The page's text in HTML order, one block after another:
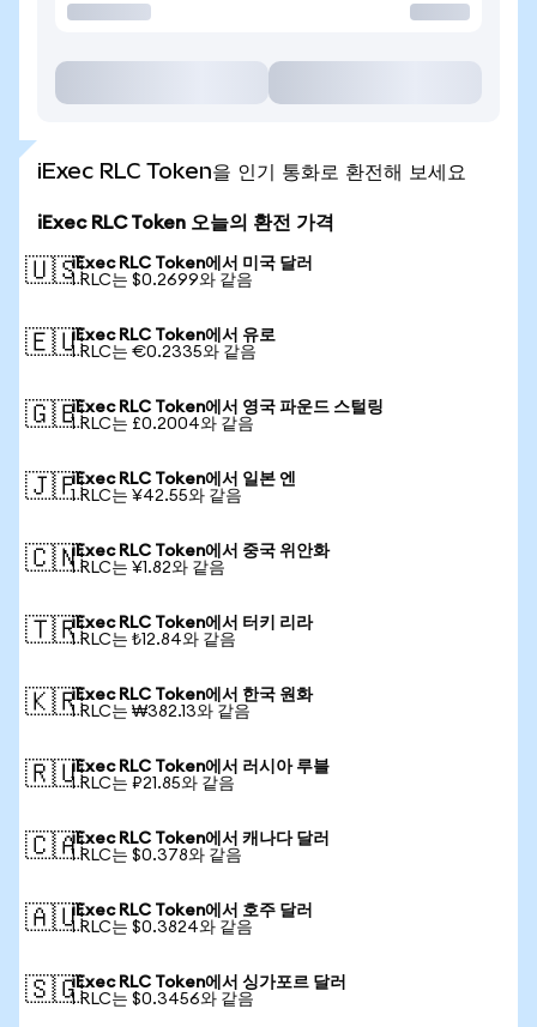
iExec RLC Token을 인기 통화로 환전해 보세요
iExec RLC Token 오늘의 환전 가격
🇺🇸iExec RLC Token에서 미국 달러
1 RLC는 $0.2699와 같음
🇪🇺iExec RLC Token에서 유로
1 RLC는 €0.2335와 같음
🇬🇧iExec RLC Token에서 영국 파운드 스털링
1 RLC는 £0.2004와 같음
🇯🇵iExec RLC Token에서 일본 엔
1 RLC는 ¥42.55와 같음
🇨🇳iExec RLC Token에서 중국 위안화
1 RLC는 ¥1.82와 같음
🇹🇷iExec RLC Token에서 터키 리라
1 RLC는 ₺12.84와 같음
🇰🇷iExec RLC Token에서 한국 원화
1 RLC는 ₩382.13와 같음
🇷🇺iExec RLC Token에서 러시아 루블
1 RLC는 ₽21.85와 같음
🇨🇦iExec RLC Token에서 캐나다 달러
1 RLC는 $0.378와 같음
🇦🇺iExec RLC Token에서 호주 달러
1 RLC는 $0.3824와 같음
🇸🇬iExec RLC Token에서 싱가포르 달러
1 RLC는 $0.3456와 같음